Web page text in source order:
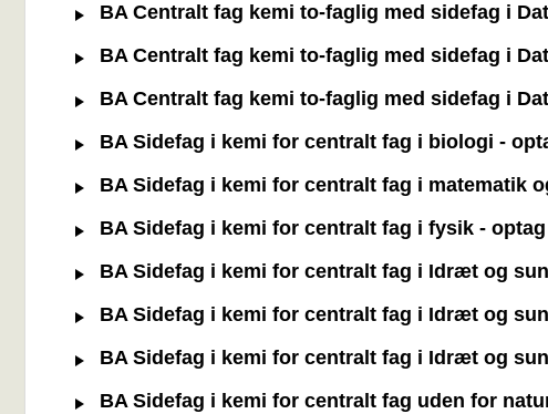
BA Centralt fag kemi to-faglig med sidefag i
BA Centralt fag kemi to-faglig med sidefag i
BA Centralt fag kemi to-faglig med sidefag i
BA Sidefag i kemi for centralt fag i biologi -
BA Sidefag i kemi for centralt fag i matematik
BA Sidefag i kemi for centralt fag i fysik -
BA Sidefag i kemi for centralt fag i Idræt og
BA Sidefag i kemi for centralt fag i Idræt og
BA Sidefag i kemi for centralt fag i Idræt og
BA Sidefag i kemi for centralt fag uden for